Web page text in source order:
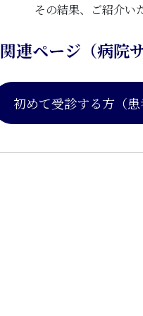
その結果、ご紹介い
関連ページ（病院サ
初めて受診する方（患